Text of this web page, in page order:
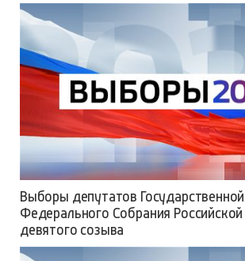
Выборы депутатов
Федерального Собрания
девятого созыва